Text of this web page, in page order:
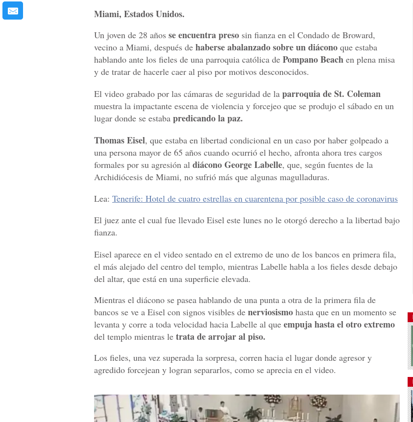
Miami, Estados Unidos.
Un joven de 28 años se encuentra preso sin fianza en el Condado de Broward,
vecino a Miami, después de haberse abalanzado sobre un diácono que estaba
hablando ante los fieles de una parroquia católica de Pompano Beach en plena misa
y de tratar de hacerle caer al piso por motivos desconocidos.
El video grabado por las cámaras de seguridad de la parroquia de St. Coleman
muestra la impactante escena de violencia y forcejeo que se produjo el sábado en un
lugar donde se estaba predicando la paz.
Thomas Eisel, que estaba en libertad condicional en un caso por haber golpeado a
una persona mayor de 65 años cuando ocurrió el hecho, afronta ahora tres cargos
formales por su agresión al diácono George Labelle, que, según fuentes de la
Archidiócesis de Miami, no sufrió más que algunas magulladuras.
Lea: Tenerife: Hotel de cuatro estrellas en cuarentena por posible caso de coronavirus
El juez ante el cual fue llevado Eisel este lunes no le otorgó derecho a la libertad bajo
fianza.
Eisel aparece en el video sentado en el extremo de uno de los bancos en primera fila,
el más alejado del centro del templo, mientras Labelle habla a los fieles desde debajo
del altar, que está en una superficie elevada.
Mientras el diácono se pasea hablando de una punta a otra de la primera fila de
bancos se ve a Eisel con signos visibles de nerviosismo hasta que en un momento se
levanta y corre a toda velocidad hacia Labelle al que empuja hasta el otro extremo
del templo mientras le trata de arrojar al piso.
Los fieles, una vez superada la sorpresa, corren hacia el lugar donde agresor y
agredido forcejean y logran separarlos, como se aprecia en el video.